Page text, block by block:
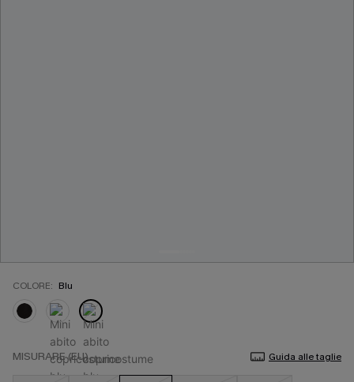
COLORE: Blu
MISURARE (EU) Guida alle taglie